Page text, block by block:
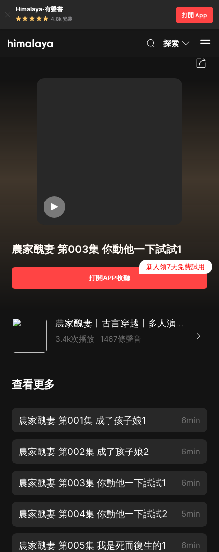
Himalaya-有聲書
4.8k 安裝
打開 App
探索
農家醜妻 第003集 你動他一下試試1
打開APP收聽
新人領7天免費試用
農家醜妻丨古言穿越丨多人演播有聲劇丨晗路原著丨從心兒團隊制作
3.4k次播放 1467條聲音
查看更多
農家醜妻 第001集 成了孩子娘1 6min
農家醜妻 第002集 成了孩子娘2 6min
農家醜妻 第003集 你動他一下試試1 6min
農家醜妻 第004集 你動他一下試試2 5min
農家醜妻 第005集 我是死而復生的1 6min